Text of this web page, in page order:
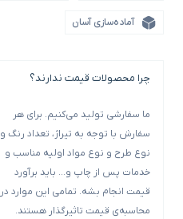
آماده‌سازی آسان
چرا محصولات قیمت ندارند؟
ما سفارشی تولید می‌کنیم. برای هر
سفارش با توجه به تیراژ، تعداد رنگ و
نوع طرح و نوع مواد اولیه مناسب و
خدمات پس از چاپ و… باید برآورد
قیمت انجام بشه. تمامی این موارد در
محاسبه‌ی قیمت تاثیرگذار هستند.